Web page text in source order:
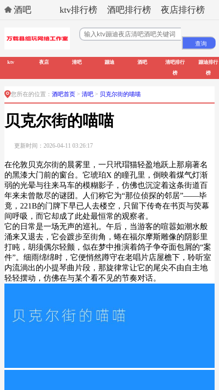
酒吧 ktv排行榜 酒吧排行榜 夜店排行榜
ktv 夜店 清吧 蹦迪 酒吧
清吧排行
榜
蹦迪排行
榜
您所在的位置： 酒吧首页> 清吧 > 贝克尔街的喵喵
贝克尔街的喵喵
更新时间：2026-04-11 03:26:17
在伦敦贝克尔街的晨雾里，一只玳瑁猫轻盈地跃上那扇著名
的黑漆大门前的窗台。它琥珀X 的瞳孔里，倒映着煤气灯渐
弱的光晕与往来马车的模糊影子，仿佛也沉淀着这条街道百
年来未曾散尽的谜团。人们称它为“那位侦探的邻居”——毕
竟，221B的门牌下早已人去楼空，只留下传奇在书页与荧幕
间呼吸，而它却成了此处最恒常的观察者。
它的日常是一场无声的巡礼。午后，当游客的喧嚣如潮水般
涌来又退去，它会踱步至街角，蜷在福尔摩斯雕像的阴影里
打盹，胡须偶尔轻颤，似在梦中推演着鸽子争夺面包屑的“案
件”。细雨绵绵时，它便悄然蹲守在老唱片店屋檐下，聆听室
内流淌出的小提琴曲片段，那旋律常让它的尾尖不由自主地
轻轻摆动，仿佛在与某个看不见的节奏对话。